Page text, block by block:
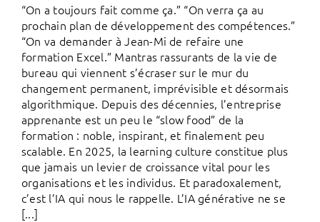
“On a toujours fait comme ça.” “On verra ça au
prochain plan de développement des compétences.”
“On va demander à Jean-Mi de refaire une
formation Excel.” Mantras rassurants de la vie de
bureau qui viennent s’écraser sur le mur du
changement permanent, imprévisible et désormais
algorithmique. Depuis des décennies, l’entreprise
apprenante est un peu le “slow food” de la
formation : noble, inspirant, et finalement peu
scalable. En 2025, la learning culture constitue plus
que jamais un levier de croissance vital pour les
organisations et les individus. Et paradoxalement,
c’est l’IA qui nous le rappelle. L’IA générative ne se
[...]